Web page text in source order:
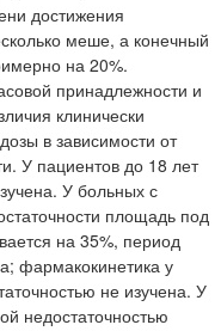
достижения
меше, а конечный
на 20%.
принадлежности и
клинически
в зависимости от
У пациентов до 18 лет
У больных с
площадь под
на 35%, период
фармакокинетика у
не изучена. У
недостаточностью